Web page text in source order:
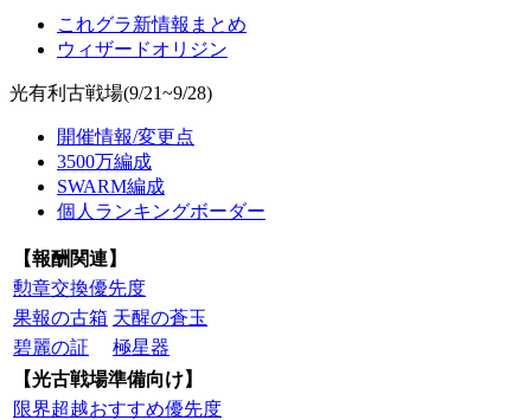
これグラ新情報まとめ
ウィザードオリジン
光有利古戦場(9/21~9/28)
開催情報/変更点
3500万編成
SWARM編成
個人ランキングボーダー
【報酬関連】
勲章交換優先度
果報の古箱 天醒の蒼玉
碧麗の証
極星器
【光古戦場準備向け】
限界超越おすすめ優先度